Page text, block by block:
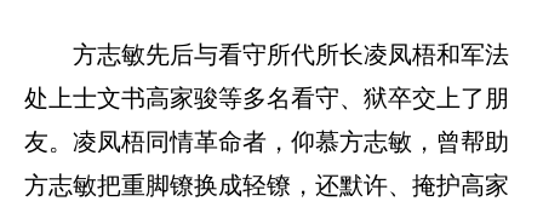
方志敏先后与看守所代所长凌凤梧和军法
处上士文书高家骏等多名看守、狱卒交上了朋
友。凌凤梧同情革命者，仰慕方志敏，曾帮助
方志敏把重脚镣换成轻镣，还默许、掩护高家